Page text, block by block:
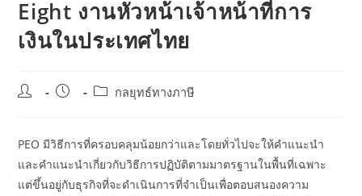
Eight งานหัวหน้าเจ้าหน้าที่การ
เงินในประเทศไทย
Post
Post
Postกลยุทธ์ทางภาษี
PEO มีวิธีการที่ครอบคลุมน้อยกว่าและโดยทั่วไปจะให้คำแนะนำ
และคำแนะนำเกี่ยวกับวิธีการปฏิบัติตามมาตรฐานในพื้นที่เฉพาะ
แต่ขึ้นอยู่กับธุรกิจที่จะดำเนินการที่จำเป็นเพื่อตอบสนองความ